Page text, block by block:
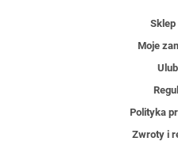
Sklep
Moje
Polityka
Zwroty i